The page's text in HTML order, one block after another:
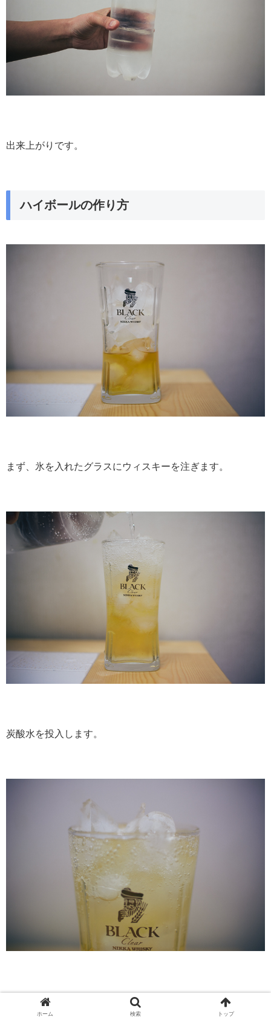
出来上がりです。
ハイボールの作り方
まず、氷を入れたグラスにウィスキーを注ぎます。
炭酸水を投入します。
超・強炭酸のハイボールが出来上がります。
ホーム 検索 トップ